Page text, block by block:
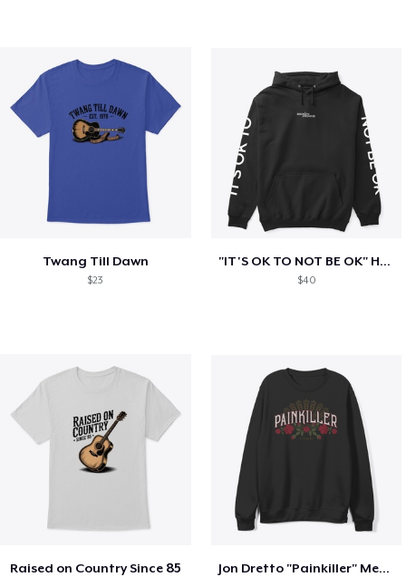
Twang Till Dawn
$23
"IT'S OK TO NOT BE OK" Hoodie (BP LOGO)
$40
Raised on Country Since 85 Jon Dretto "Painkiller" Merch Collection